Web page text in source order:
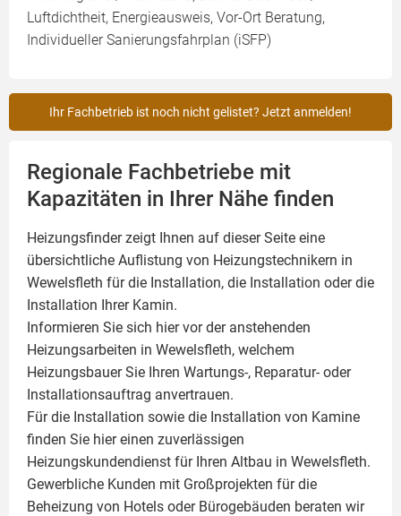
Luftdichtheit, Energieausweis, Vor-Ort Beratung,
Individueller Sanierungsfahrplan (iSFP)
Ihr Fachbetrieb ist noch nicht gelistet? Jetzt anmelden!
Regionale Fachbetriebe mit
Kapazitäten in Ihrer Nähe finden
Heizungsfinder zeigt Ihnen auf dieser Seite eine
übersichtliche Auflistung von Heizungstechnikern in
Wewelsfleth für die Installation, die Installation oder die
Installation Ihrer Kamin.
Informieren Sie sich hier vor der anstehenden
Heizungsarbeiten in Wewelsfleth, welchem
Heizungsbauer Sie Ihren Wartungs-, Reparatur- oder
Installationsauftrag anvertrauen.
Für die Installation sowie die Installation von Kamine
finden Sie hier einen zuverlässigen
Heizungskundendienst für Ihren Altbau in Wewelsfleth.
Gewerbliche Kunden mit Großprojekten für die
Beheizung von Hotels oder Bürogebäuden beraten wir